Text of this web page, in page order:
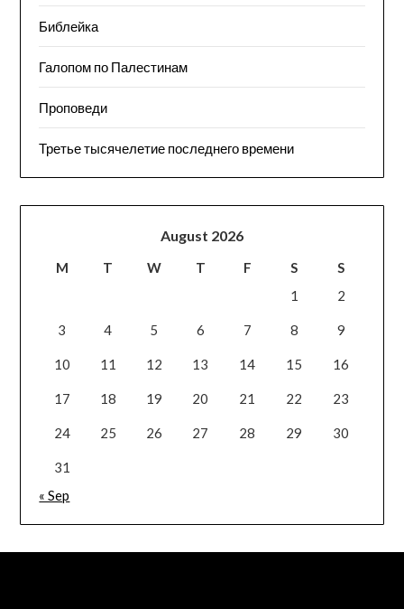
Библейка
Галопом по Палестинам
Проповеди
Третье тысячелетие последнего времени
August 2026
M T W T F S
S
1
2
3 4 5 6 7 8 9
10 11 12 13 14 15 16
17 18 19 20 21 22 23
24 25 26 27 28 29 30
31
« Sep